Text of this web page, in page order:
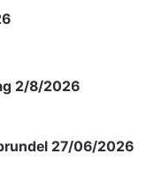
2/8/2026
27/06/2026